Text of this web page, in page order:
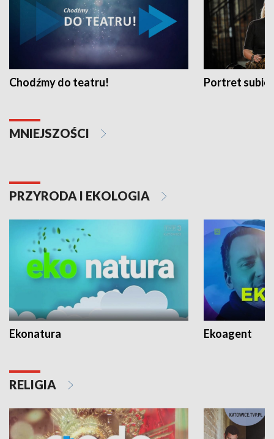
Chodźmy do teatru! Portret
MNIEJSZOŚCI
PRZYRODA I EKOLOGIA
Ekonatura Ekoagent
RELIGIA